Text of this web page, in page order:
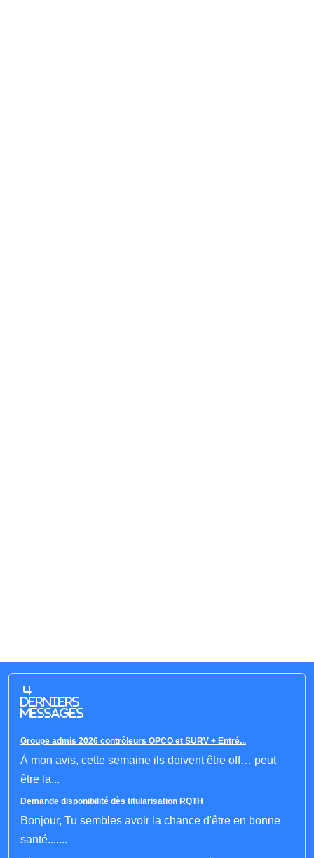
4
derniers
messages
Groupe admis 2026 contrôleurs OPCO et SURV + Entré...
À mon avis, cette semaine ils doivent être off… peut
être la...
Demande disponibilité dès titularisation RQTH
Bonjour, Tu sembles avoir la chance d'être en bonne
santé.......